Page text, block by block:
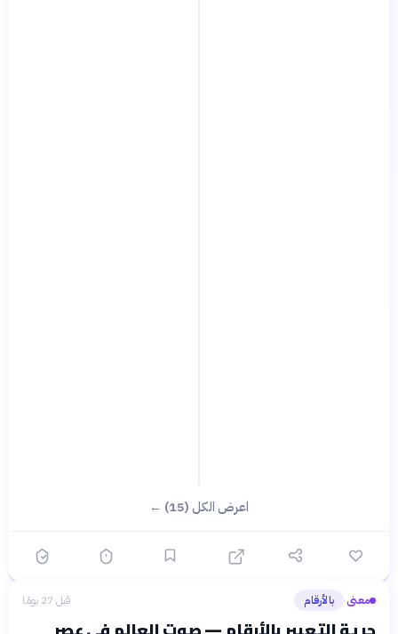
اعرض الكل (15) ←
معنى› بالأرقام قبل 27 يومًا